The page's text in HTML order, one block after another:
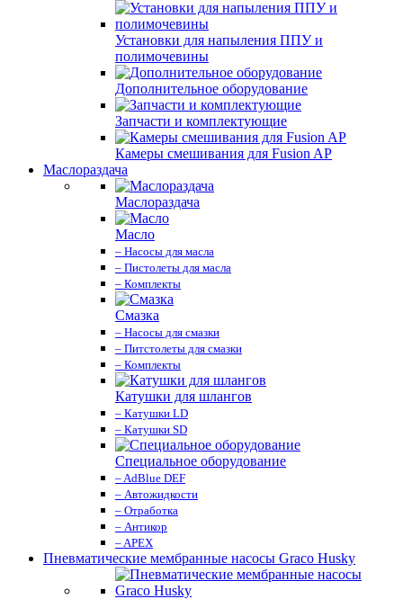
Установки для напыления ППУ и
полимочевины
Дополнительное оборудование
Запчасти и комплектующие
Камеры смешивания для Fusion AP
Маслораздача
Маслораздача
Масло
– Насосы для масла
– Пистолеты для масла
– Комплекты
Смазка
– Насосы для смазки
– Питстолеты для смазки
– Комплекты
Катушки для шлангов
– Катушки LD
– Катушки SD
Специальное оборудование
– AdBlue DEF
– Автожидкости
– Отработка
– Антикор
– APEX
Пневматические мембранные насосы Graco Husky